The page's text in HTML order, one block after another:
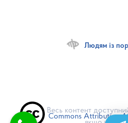
Людям із
Весь контент
Commons Attribution